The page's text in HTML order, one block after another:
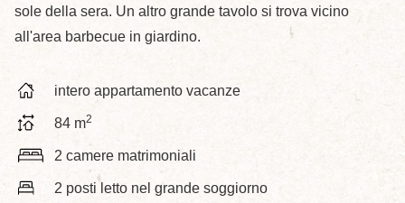
sole della sera. Un altro grande tavolo si trova vicino
all'area barbecue in giardino.
intero appartamento vacanze
84 m2
2 camere matrimoniali
2 posti letto nel grande soggiorno